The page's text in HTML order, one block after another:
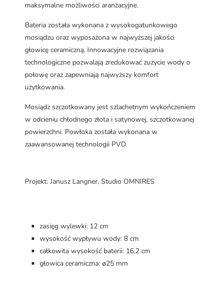
maksymalne możliwości aranżacyjne.
Bateria została wykonana z wysokogatunkowego
mosiądzu oraz wyposażona w najwyższej jakości
głowicę ceramiczną. Innowacyjne rozwiązania
technologiczne pozwalają zredukować zużycie wody o
połowę oraz zapewniają najwyższy komfort
użytkowania.
Mosiądz szczotkowany jest szlachetnym wykończeniem
w odcieniu chłodnego złota i satynowej, szczotkowanej
powierzchni. Powłoka została wykonana w
zaawansowanej technologii PVD.
Projekt: Janusz Langner, Studio OMNIRES
zasięg wylewki: 12 cm
wysokość wypływu wody: 8 cm
całkowita wysokość baterii: 16,2 cm
głowica ceramiczna: ø25 mm